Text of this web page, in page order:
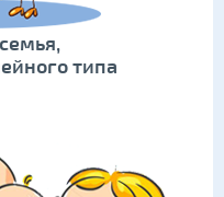
типа